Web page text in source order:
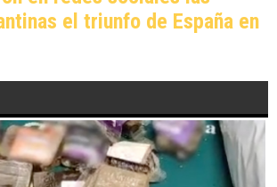
el triunfo de España en